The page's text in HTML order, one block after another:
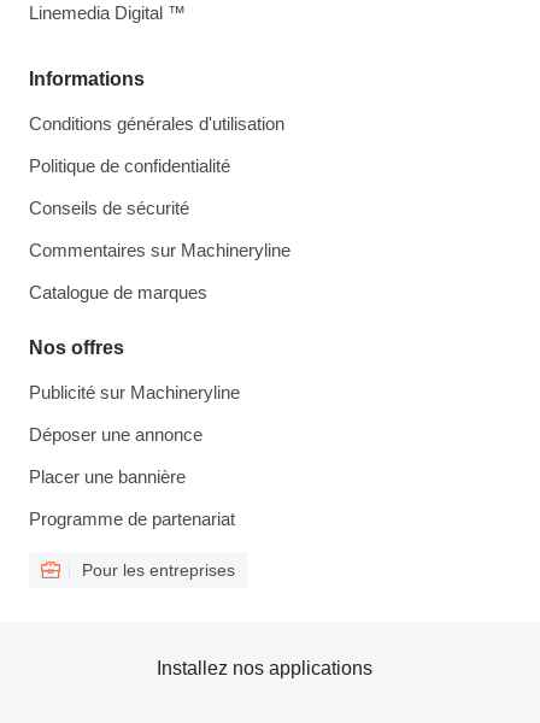
Informations
Conditions générales d'utilisation
Politique de confidentialité
Conseils de sécurité
Commentaires sur Machineryline
Catalogue de marques
Nos offres
Publicité sur Machineryline
Déposer une annonce
Placer une bannière
Programme de partenariat
Pour les entreprises
Linemedia Digital ™
Installez nos applications